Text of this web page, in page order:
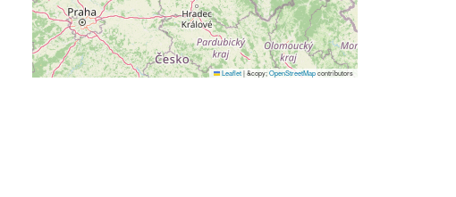
Leaflet |&copy;OpenStreetMapcontributors